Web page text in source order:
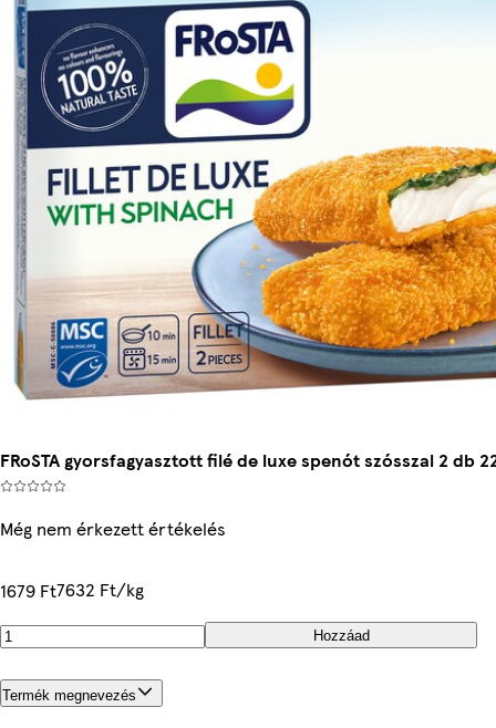
FRoSTA gyorsfagyasztott filé de luxe spenót szósszal 2 db
Még nem érkezett értékelés
1679 Ft7632 Ft/kg
Hozzáad
Termék megnevezés